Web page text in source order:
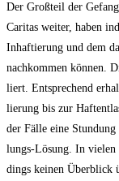
Der Groß­teil der
Cari­tas wei­ter, haben
Inhaf­tie­rung und dem
nach­kom­men kön­nen.
liert. Ent­spre­chend
lie­rung bis zur
der Fäl­le eine
lungs-Lösung. In vie­len
dings kei­nen Über­blick